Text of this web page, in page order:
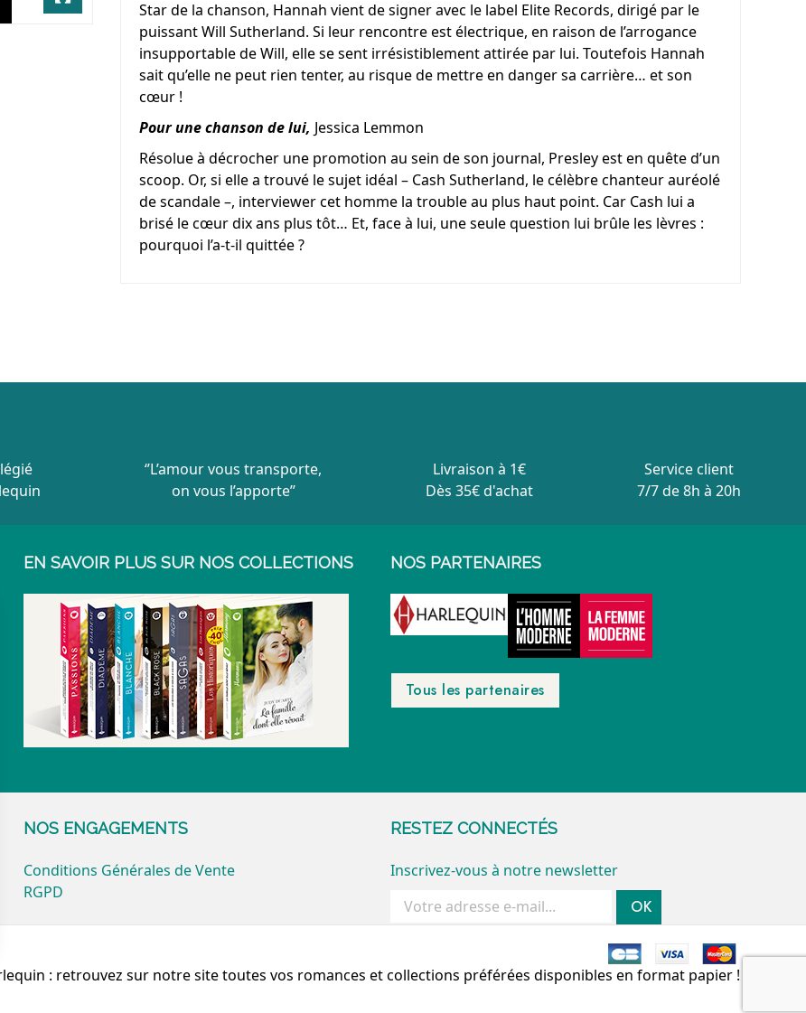
Star de la chanson, Hannah vient de signer avec le label Elite Records, dirigé par le
puissant Will Sutherland. Si leur rencontre est électrique, en raison de l’arrogance
insupportable de Will, elle se sent irrésistiblement attirée par lui. Toutefois Hannah
sait qu’elle ne peut rien tenter, au risque de mettre en danger sa carrière… et son
cœur !
Pour une chanson de lui, Jessica Lemmon
Résolue à décrocher une promotion au sein de son journal, Presley est en quête d’un
scoop. Or, si elle a trouvé le sujet idéal – Cash Sutherland, le célèbre chanteur auréolé
de scandale –, interviewer cet homme la trouble au plus haut point. Car Cash lui a
brisé le cœur dix ans plus tôt… Et, face à lui, une seule question lui brûle les lèvres :
pourquoi l’a-t-il quittée ?
‘’L’amour vous transporte,
on vous l’apporte’’
Livraison à 1€
Dès 35€ d'achat
Service client
7/7 de 8h à 20h
EN SAVOIR PLUS SUR NOS COLLECTIONS NOS PARTENAIRES
Tous les partenaires
NOS ENGAGEMENTS
Conditions Générales de Vente
RGPD
RESTEZ CONNECTÉS
Inscrivez-vous à notre newsletter
OK
: retrouvez sur notre site toutes vos romances et collections préférées disponibles en format papier !